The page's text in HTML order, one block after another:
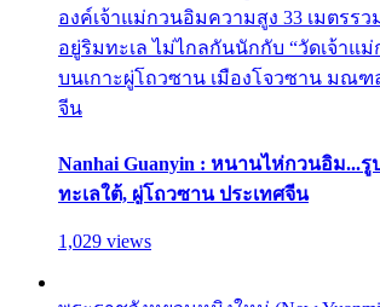
องค์เจ้าแม่กวนอิมความสูง 33 เมตรร
อยู่ริมทะเล ไม่ไกลกันนักกับ “วัดเจ้าแ
บนเกาะผู่โถวซาน เมืองโจวซาน มณฑล
จีน
Nanhai Guanyin : หนานไห่กวนอิม...
ทะเลใต้, ผู่โถวซาน ประเทศจีน
1,029 views